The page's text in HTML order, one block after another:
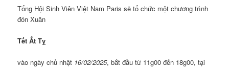
Tổng Hội Sinh Viên Việt Nam Paris sẽ tổ chức một chương trình
đón Xuân
Tết Ất Tỵ
vào ngày chủ nhật 16/02/2025, bắt đầu từ 11g00 đến 18g00, tại